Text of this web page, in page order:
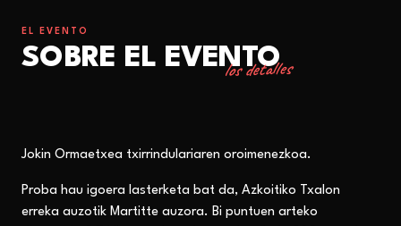
EL EVENTO
SOBRE EL EVENTO
los detalles
Jokin Ormaetxea txirrindulariaren oroimenezkoa.
Proba hau igoera lasterketa bat da, Azkoitiko Txalon
erreka auzotik Martitte auzora. Bi puntuen arteko